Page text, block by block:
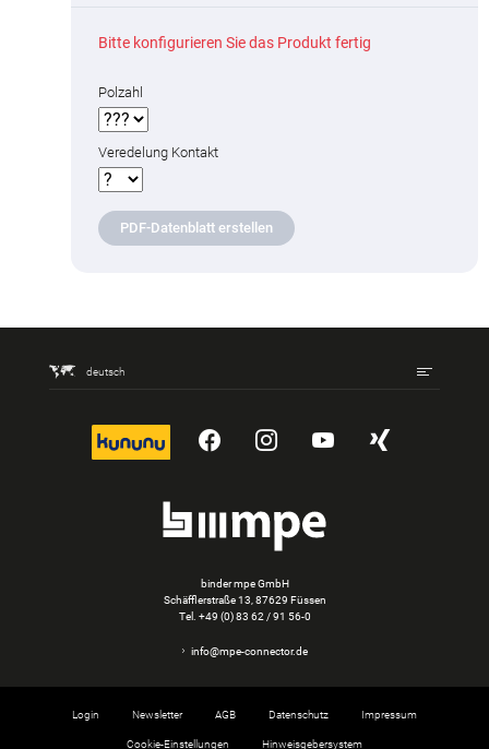
Bitte konfigurieren Sie das Produkt fertig
Polzahl
Veredelung Kontakt
PDF-Datenblatt erstellen
deutsch
kununu YouTubeInstagram
YouTube
binder mpe GmbH
Schäfflerstraße 13, 87629 Füssen
Tel. +49 (0) 83 62 / 91 56-0
info@mpe-connector.de
Login Newsletter AGB Datenschutz Impressum
Cookie-Einstellungen Hinweisgebersystem